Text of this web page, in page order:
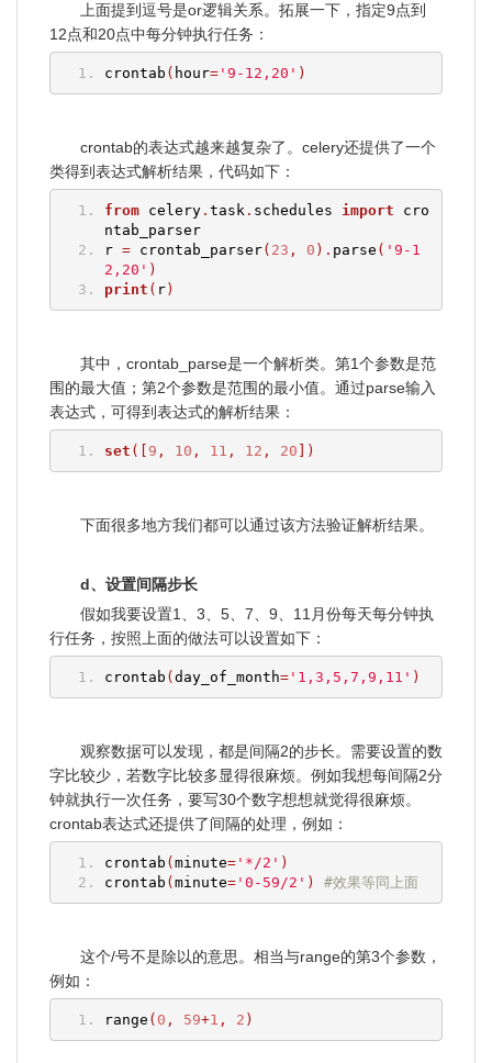
上面提到逗号是or逻辑关系。拓展一下，指定9点到
12点和20点中每分钟执行任务：
crontab ( hour='9-12,20' )
crontab的表达式越来越复杂了。celery还提供了一个
类得到表达式解析结果，代码如下：
from celery. task . schedules import cro
ntab_parser
r = crontab_parser( 23 , 0 ). parse ( '9-1
2,20' )
print ( r)
其中，crontab_parse是一个解析类。第1个参数是范
围的最大值；第2个参数是范围的最小值。通过parse输入
表达式，可得到表达式的解析结果：
set ([ 9 , 10 , 11 , 12 , 20 ])
下面很多地方我们都可以通过该方法验证解析结果。
d、设置间隔步长
假如我要设置1、3、5、7、9、11月份每天每分钟执
行任务，按照上面的做法可以设置如下：
crontab (day_of_month='1,3,5,7,9,11' )
观察数据可以发现，都是间隔2的步长。需要设置的数
字比较少，若数字比较多显得很麻烦。例如我想每间隔2分
钟就执行一次任务，要写30个数字想想就觉得很麻烦。
crontab表达式还提供了间隔的处理，例如：
crontab (minute='*/2' )
crontab (minute='0-59/2' ) #效果等同上面
这个/号不是除以的意思。相当与range的第3个参数，
例如：
range ( 0 , 59+1 , 2 )